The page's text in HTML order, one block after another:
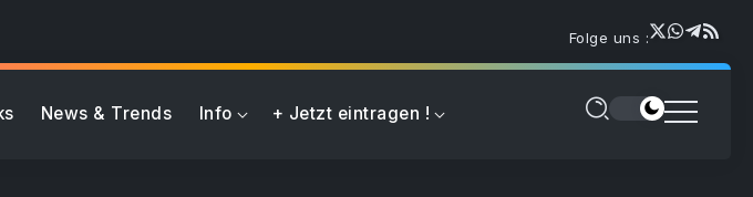
Folge uns :
News & Trends Info + Jetzt eintragen !